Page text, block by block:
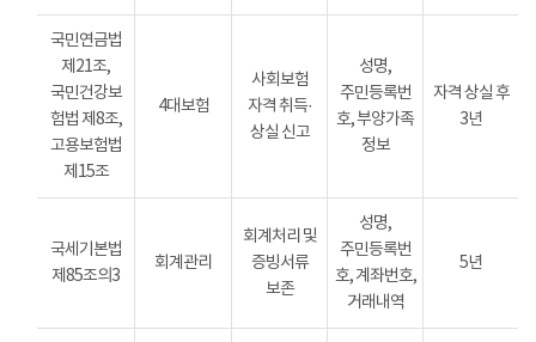
국민연금법
제21조,
국민건강보
험법 제8조,
고용보험법
제15조
4대보험
사회보험
자격 취득·
상실 신고
성명,
주민등록번
호, 부양가족
정보
자격 상실 후
3년
국세기본법
제85조의3
회계관리
회계처리 및
증빙서류
보존
성명,
주민등록번
호, 계좌번호,
거래내역
5년